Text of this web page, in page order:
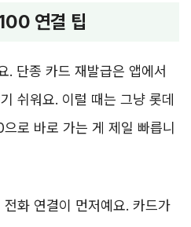
연결 팁
. 단종 카드 재발급은 앱에서
쉬워요. 이럴 때는 그냥 롯데
로 바로 가는 게 제일 빠릅니
화 연결이 먼저예요. 카드가